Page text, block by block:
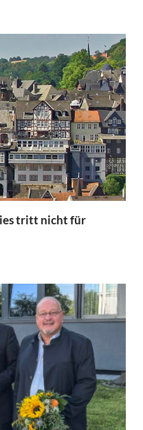
tritt nicht für